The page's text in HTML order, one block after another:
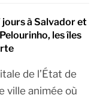
à Salvador et
les îles
de l’État de
ville animée où